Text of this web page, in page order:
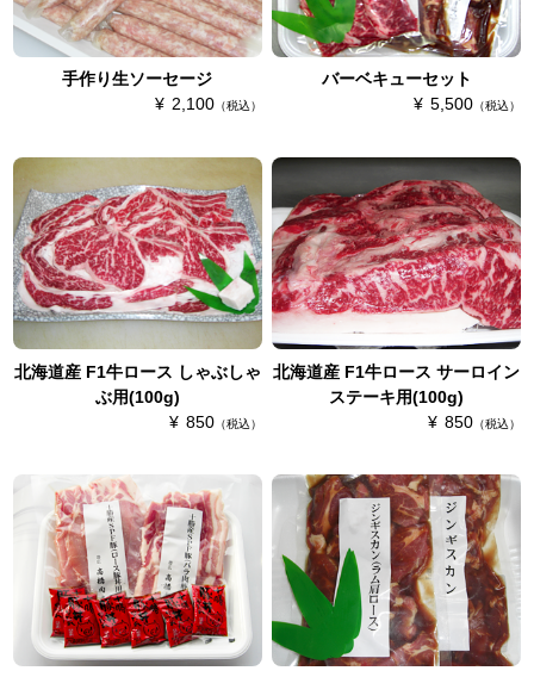
手作り生ソーセージ
2,100（税込）
バーベキューセット
5,500（税込）
北海道産 F1牛ロース しゃぶしゃ
ぶ用(100g)
850（税込）
北海道産 F1牛ロース サーロイン
ステーキ用(100g)
850（税込）